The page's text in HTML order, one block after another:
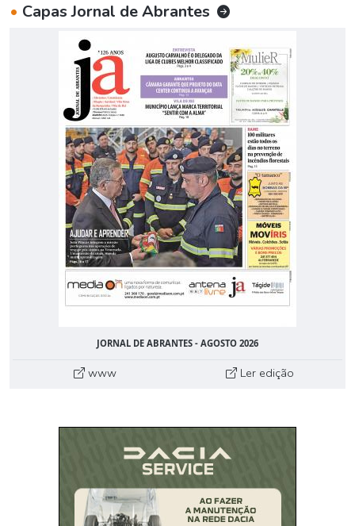
• Capas Jornal de Abrantes
JORNAL DE ABRANTES - AGOSTO 2026
www Ler edição